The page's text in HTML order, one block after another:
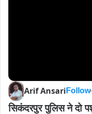
Arif Ansari Follow
सिकंदरपुर पुलिस ने दो